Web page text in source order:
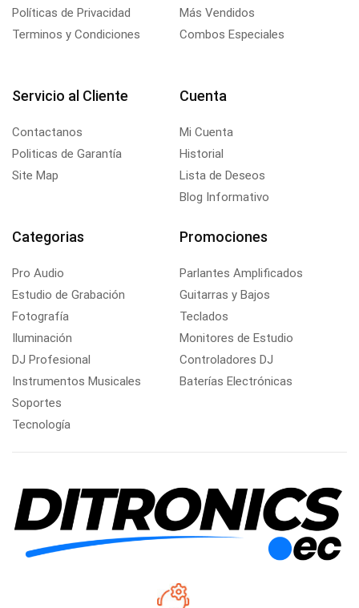
Políticas de Privacidad
Terminos y Condiciones
Más Vendidos
Combos Especiales
Servicio al Cliente
Contactanos
Politicas de Garantía
Site Map
Cuenta
Mi Cuenta
Historial
Lista de Deseos
Blog Informativo
Categorias
Pro Audio
Estudio de Grabación
Fotografía
Iluminación
DJ Profesional
Instrumentos Musicales
Soportes
Tecnología
Promociones
Parlantes Amplificados
Guitarras y Bajos
Teclados
Monitores de Estudio
Controladores DJ
Baterías Electrónicas